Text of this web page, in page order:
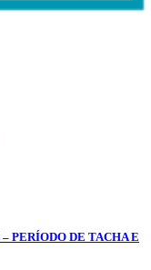
PERÍODO DE TACHA E